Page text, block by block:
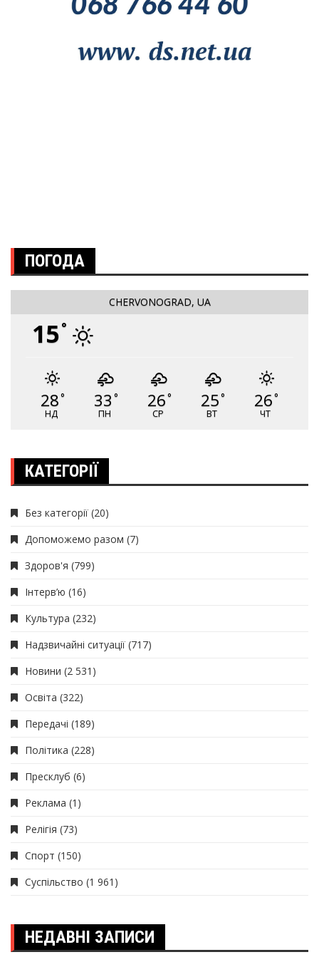
ПОГОДА
CHERVONOGRAD, UA
15°
28°
НД
33 °
ПН
26°
СР
25°
ВТ
26°
ЧТ
КАТЕГОРІЇ
Без категорії (20)
Допоможемо разом (7)
Здоров'я (799)
Інтерв’ю (16)
Культура (232)
Надзвичайні ситуації (717)
Новини (2 531)
Освіта (322)
Передачі (189)
Політика (228)
Пресклуб (6)
Реклама (1)
Релігія (73)
Спорт (150)
Суспільство (1 961)
НЕДАВНІ ЗАПИСИ